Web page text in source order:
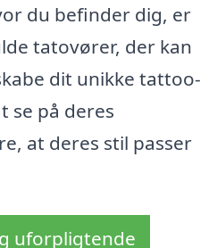
du befinder dig, er
tatovører, der kan
dit unikke tattoo-
se på deres
at deres stil passer
uforpligtende